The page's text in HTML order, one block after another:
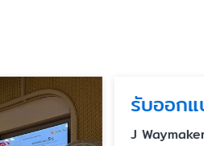
J Waymaker Co.,Ltd.